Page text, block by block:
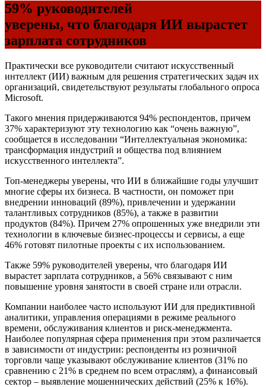
59% руководителей
уверены, что благодаря ИИ вырастет
зарплата сотрудников
Практически все руководители считают искусственный
интеллект (ИИ) важным для решения стратегических задач их
организаций, свидетельствуют результаты глобального опроса
Microsoft.
Такого мнения придерживаются 94% респондентов, причем
37% характеризуют эту технологию как “очень важную”,
сообщается в исследовании “Интеллектуальная экономика:
трансформация индустрий и общества под влиянием
искусственного интеллекта”.
Топ-менеджеры уверены, что ИИ в ближайшие годы улучшит
многие сферы их бизнеса. В частности, он поможет при
внедрении инноваций (89%), привлечении и удержании
талантливых сотрудников (85%), а также в развитии
продуктов (84%). Причем 27% опрошенных уже внедрили эти
технологии в ключевые бизнес-процессы и сервисы, а еще
46% готовят пилотные проекты с их использованием.
Также 59% руководителей уверены, что благодаря ИИ
вырастет зарплата сотрудников, а 56% связывают с ним
повышение уровня занятости в своей стране или отрасли.
Компании наиболее часто используют ИИ для предиктивной
аналитики, управления операциями в режиме реального
времени, обслуживания клиентов и риск-менеджмента.
Наиболее популярная сфера применения при этом различается
в зависимости от индустрии: респонденты из розничной
торговли чаще указывают обслуживание клиентов (31% по
сравнению c 21% в среднем по всем отраслям), а финансовый
сектор – выявление мошеннических действий (25% к 16%).